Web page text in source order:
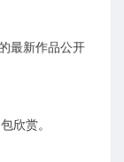
最新作品公开
欣赏。